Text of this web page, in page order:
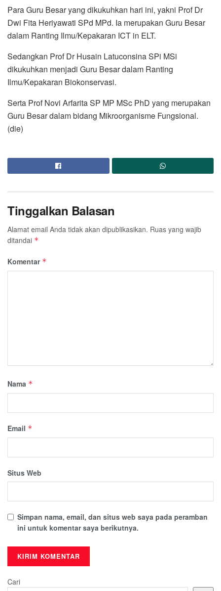
Para Guru Besar yang dikukuhkan hari ini, yakni Prof Dr
Dwi Fita Heriyawati SPd MPd. Ia merupakan Guru Besar
dalam Ranting Ilmu/Kepakaran ICT in ELT.
Sedangkan Prof Dr Husain Latuconsina SPi MSi
dikukuhkan menjadi Guru Besar dalam Ranting
Ilmu/Kepakaran Biokonservasi.
Serta Prof Novi Arfarita SP MP MSc PhD yang merupakan
Guru Besar dalam bidang Mikroorganisme Fungsional.
(die)
Tinggalkan Balasan
Alamat email Anda tidak akan dipublikasikan. Ruas yang wajib
ditandai *
Komentar *
Nama *
Email *
Situs Web
Simpan nama, email, dan situs web saya pada peramban
ini untuk komentar saya berikutnya.
Cari